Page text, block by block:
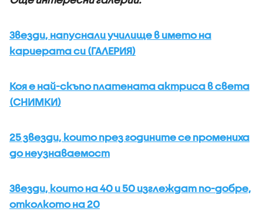
Звезди, напуснали училище в името на
кариерата си (ГАЛЕРИЯ)
Коя е най-скъпо платената актриса в света
(СНИМКИ)
25 звезди, които през годините се промениха
до неузнаваемост
Звезди, които на 40 и 50 изглеждат по-добре,
отколкото на 20